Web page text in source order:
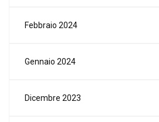
Febbraio 2024
Gennaio 2024
Dicembre 2023